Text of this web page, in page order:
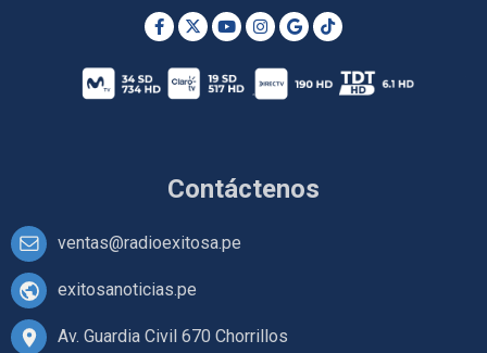
Contáctenos
ventas@radioexitosa.pe
exitosanoticias.pe
Av. Guardia Civil 670 Chorrillos